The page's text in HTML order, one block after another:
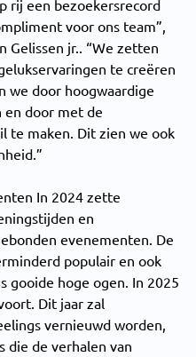
rij een bezoekersrecord
voor ons team”,
Gelissen jr.. “We zetten
te creëren
we door hoogwaardige
door met de
te maken. Dit zien we ook
In 2024 zette
en
evenementen. De
populair en ook
gooide hoge ogen. In 2025
Dit jaar zal
vernieuwd worden,
die de verhalen van